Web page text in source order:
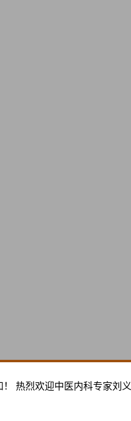
热烈欢迎中医内科专家刘义